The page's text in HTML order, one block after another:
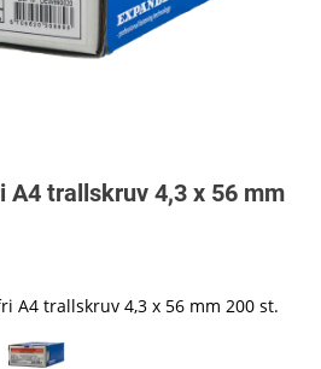
A4 trallskruv 4,3 x 56 mm
A4 trallskruv 4,3 x 56 mm 200 st.